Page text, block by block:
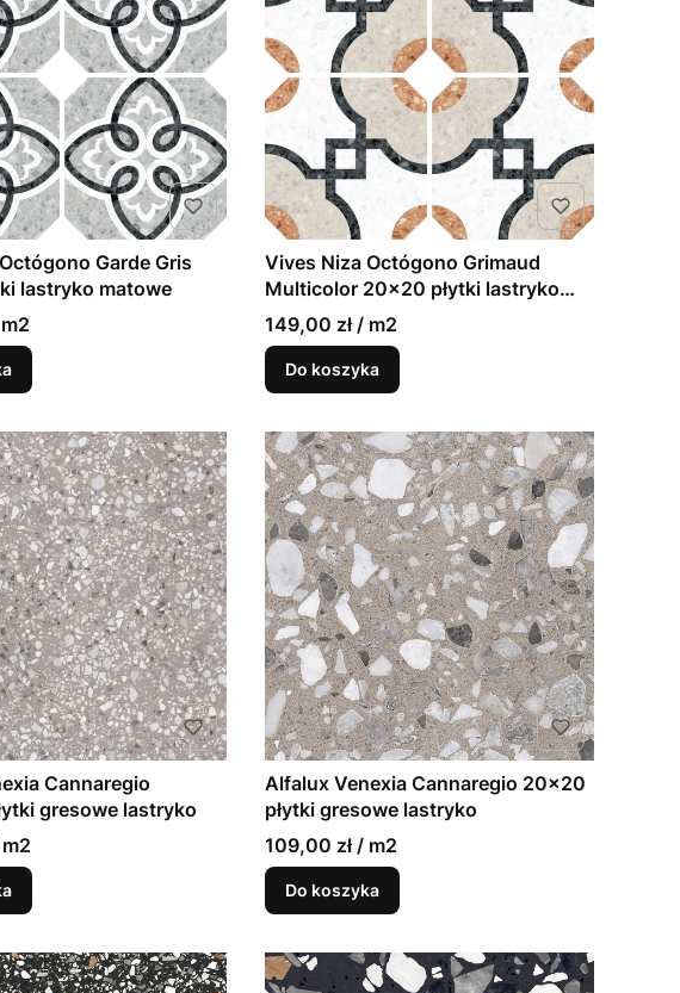
Garde Gris
lastryko matowe
Vives Niza Octógono Grimaud
Multicolor 20x20 płytki lastryko
matowe
149,00 zł / m2
Do koszyka
Cannaregio
gresowe lastryko
Alfalux Venexia Cannaregio 20x20
płytki gresowe lastryko
109,00 zł / m2
Do koszyka